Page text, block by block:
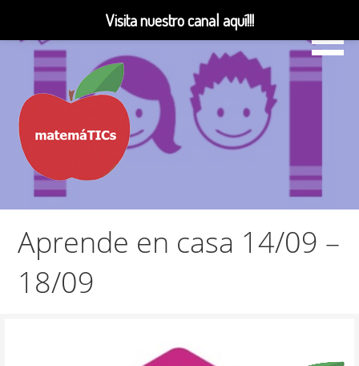
contenido
MatemáTICs
Matemáticas, Educación, YouTube Videos
Aprende en casa 14/09 –
18/09
Visita nuestro canal aquí!!!